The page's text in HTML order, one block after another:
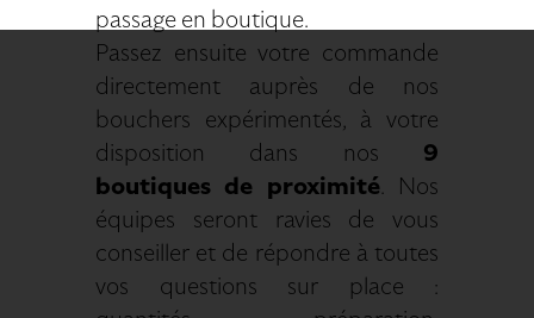
passage en boutique.
Passez ensuite votre commande
directement auprès de nos
bouchers expérimentés, à votre
disposition dans nos 9
boutiques de proximité. Nos
équipes seront ravies de vous
conseiller et de répondre à toutes
vos questions sur place :